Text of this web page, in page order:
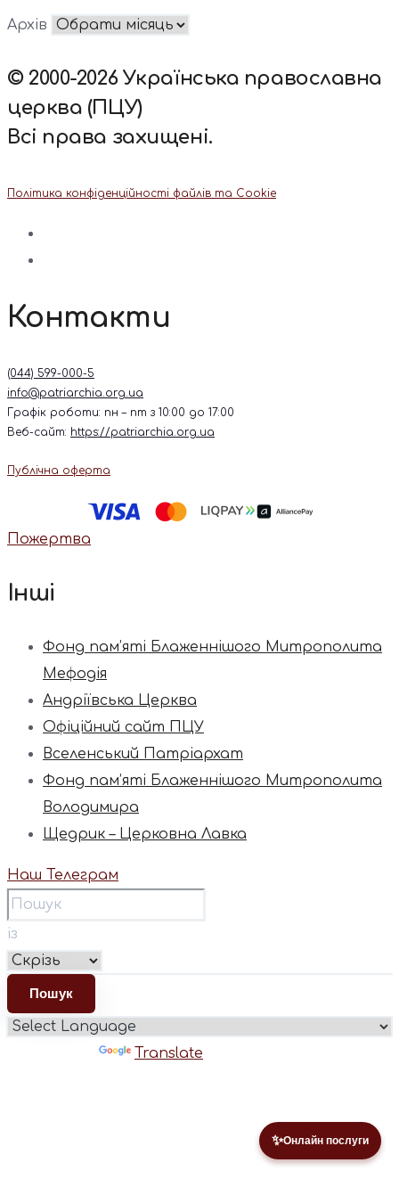
✨Онлайн послуги
Архів
© 2000-2026 Українська православна
церква (ПЦУ)
Всі права захищені.
Політика конфіденційності файлів та Cookie
Контакти
(044) 599-000-5
info@patriarchia.org.ua
Графік роботи: пн – пт з 10:00 до 17:00
Веб-сайт: https://patriarchia.org.ua
Публічна оферта
Пожертва
Інші
Фонд пам’яті Блаженнішого Митрополита
Мефодія
Андріївська Церква
Офіційний сайт ПЦУ
Вселенський Патріархат
Фонд пам’яті Блаженнішого Митрополита
Володимира
Щедрик – Церковна Лавка
Наш Телеграм
із
Translate